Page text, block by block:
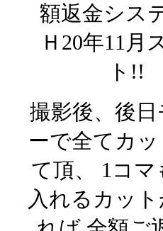
額返金シス
Ｈ20年11月
ト!!
撮影後、後日
ーで全てカ
て頂、 1コマ
入れるカッ